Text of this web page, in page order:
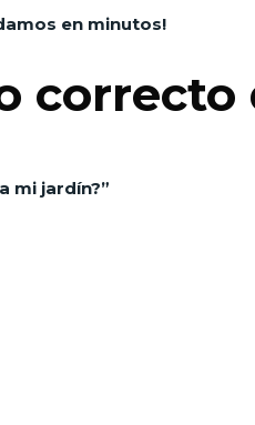
en minutos!
correcto
mi jardín?”